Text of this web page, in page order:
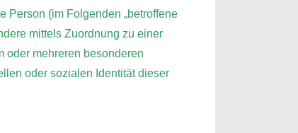
Person (im Folgenden „betroffene
mittels Zuordnung zu einer
oder mehreren besonderen
oder sozialen Identität dieser